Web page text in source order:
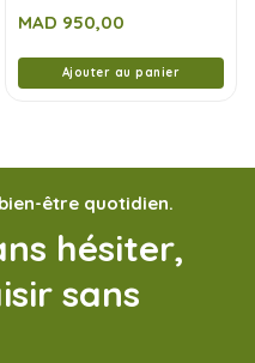
sur
MAD 950,00
Ajouter au panier
être quotidien.
hésiter,
sans